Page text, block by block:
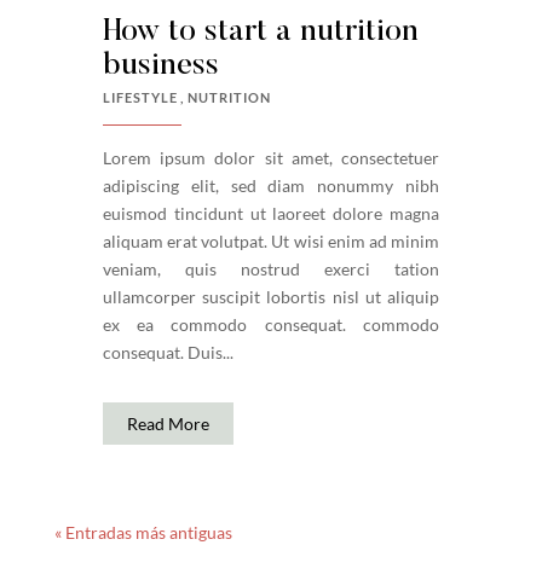
How to start a nutrition
business
LIFESTYLE NUTRITION
Lorem ipsum dolor sit amet, consectetuer
adipiscing elit, sed diam nonummy nibh
euismod tincidunt ut laoreet dolore magna
aliquam erat volutpat. Ut wisi enim ad minim
veniam, quis nostrud exerci tation
ullamcorper suscipit lobortis nisl ut aliquip
ex ea commodo consequat. commodo
consequat. Duis...
Read More
« Entradas más antiguas